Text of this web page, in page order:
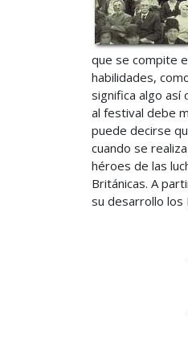
que se compite
habilidades,
significa algo así
al festival debe
puede decirse
cuando se
héroes de las
Británicas. A
su desarrollo los